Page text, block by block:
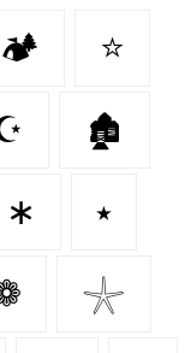
🏕️ ⭐
🏚
∗ ⭑
𓇼